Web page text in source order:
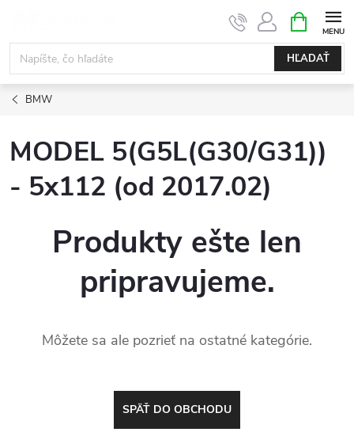
obsah
HĽADAŤ
KOŠÍK
BMW
MODEL 5(G5L(G30/G31))
- 5x112 (od 2017.02)
Produkty ešte len
pripravujeme.
Môžete sa ale pozrieť na ostatné kategórie.
SPÄŤ DO OBCHODU